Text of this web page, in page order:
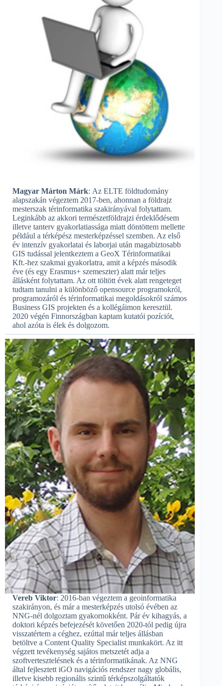
Magyar Márton Márk: Az ELTE földtudomány
alapszakán végeztem 2017-ben, ahonnan a földrajz
mesterszak térinformatika szakirányával folytattam.
Leginkább az akkori természetföldrajzi érdeklődésem
illetve tanterv gyakorlatiassága miatt döntöttem mellette
például a térképész mesterképzéssel szemben. Az első
év intenzív gyakorlatai és laborjai után magabiztosabb
GIS tudással jelentkeztem a GeoX Térinformatikai
Kft.-hez szakmai gyakorlatra, amit a képzés második
éve (és egy Erasmus+ szemeszter) alatt már teljes
állásként folytattam. Az ott töltött évek alatt rengeteget
tudtam tanulni a különböző opensource programokról,
programozáról és térinformatikai megoldásokról számos
Business GIS projekten és a kollégáimon keresztül.
2020 végén Finnországban kaptam kutatói pozíciót,
ahol azóta is élek és dolgozom.
Vereb Viktor: 2016-ban végeztem a geoinformatika
szakirányon, és már a mesterképzés utolsó évében az
NNG-nél dolgoztam gyakornokként. Pár év kihagyás, a
doktori képzés befejezését követően 2020-tól pedig újra
visszatértem a céghez, ezúttal már teljes állásban
betöltve a Content Quality Specialist munkakört. Az itt
végzett tevékenység sajátos metszetét adja a
szoftvertesztelésnek és a térinformatikának. Az NNG
által fejlesztett iGO navigációs rendszer nagy globális,
illetve kisebb regionális szintű térképszolgáltatók